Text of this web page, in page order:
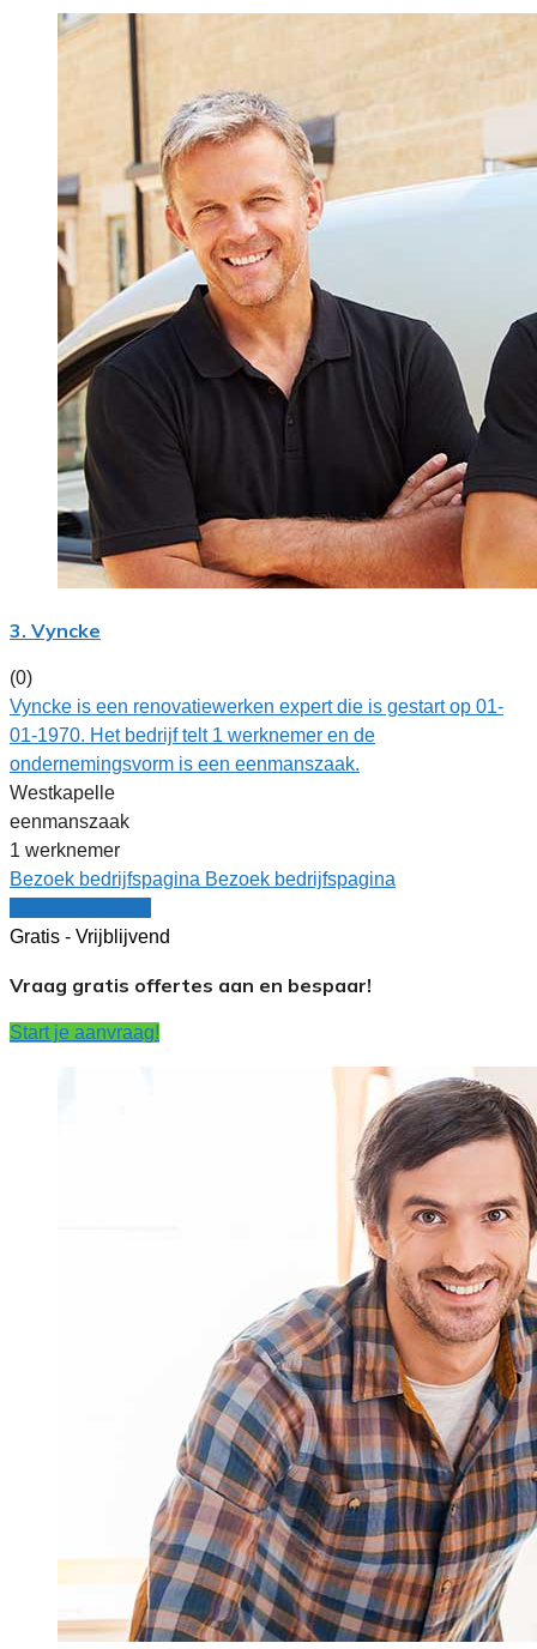
3. Vyncke
(0)
Vyncke is een renovatiewerken expert die is gestart op 01-
01-1970. Het bedrijf telt 1 werknemer en de
ondernemingsvorm is een eenmanszaak.
Westkapelle
eenmanszaak
1 werknemer
Bezoek bedrijfspagina Bezoek bedrijfspagina
Gratis - Vrijblijvend
Vraag gratis offertes aan en bespaar!
Start je aanvraag!